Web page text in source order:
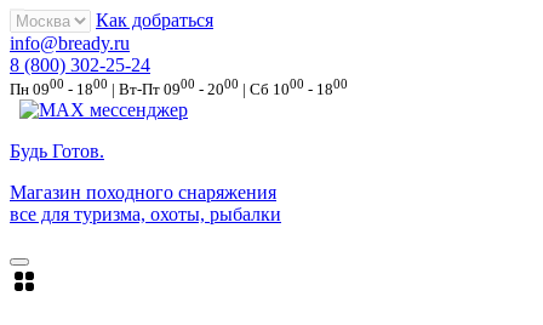
Как добраться
info@bready.ru
8 (800) 302-25-24
Пн 0900 - 1800 | Вт-Пт 0900 - 2000 | Сб 1000 - 1800
Будь Готов.
Магазин походного снаряжения
все для туризма, охоты, рыбалки